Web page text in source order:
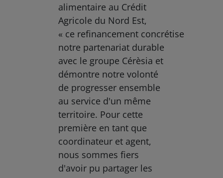
alimentaire au Crédit
Agricole du Nord Est,
« ce refinancement concrétise
notre partenariat durable
avec le groupe Cérèsia et
démontre notre volonté
de progresser ensemble
au service d'un même
territoire. Pour cette
première en tant que
coordinateur et agent,
nous sommes fiers
d'avoir pu partager les